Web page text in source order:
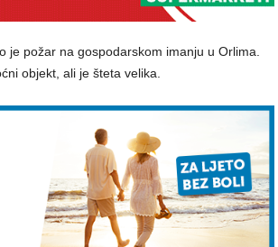
požar na gospodarskom imanju u Orlima.
objekt, ali je šteta velika.